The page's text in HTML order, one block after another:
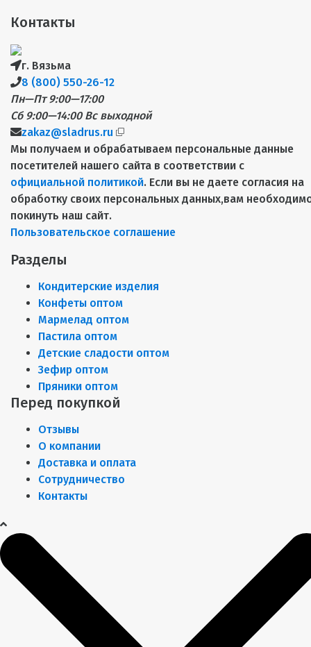
Контакты
г. Вязьма
8 (800) 550-26-12
Пн—Пт 9:00—17:00
Сб 9:00—14:00 Вс выходной
zakaz@sladrus.ru
Мы получаем и обрабатываем персональные данные
посетителей нашего сайта в соответствии с
официальной политикой. Если вы не даете согласия на
обработку своих персональных данных,вам
покинуть наш сайт.
Пользовательское соглашение
Разделы
Кондитерские изделия
Конфеты оптом
Мармелад оптом
Пастила оптом
Детские сладости оптом
Зефир оптом
Пряники оптом
Перед покупкой
Отзывы
О компании
Доставка и оплата
Сотрудничество
Контакты